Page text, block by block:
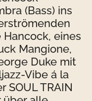
(Bass) ins
Hancock, eines
Mangione,
Duke mit
Vibe á la
SOUL TRAIN